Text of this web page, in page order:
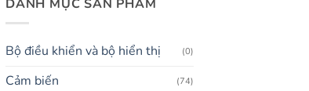
DANH MỤC SẢN PHẨM
Bộ điều khiển và bộ hiển thị (0)
Cảm biến (74)